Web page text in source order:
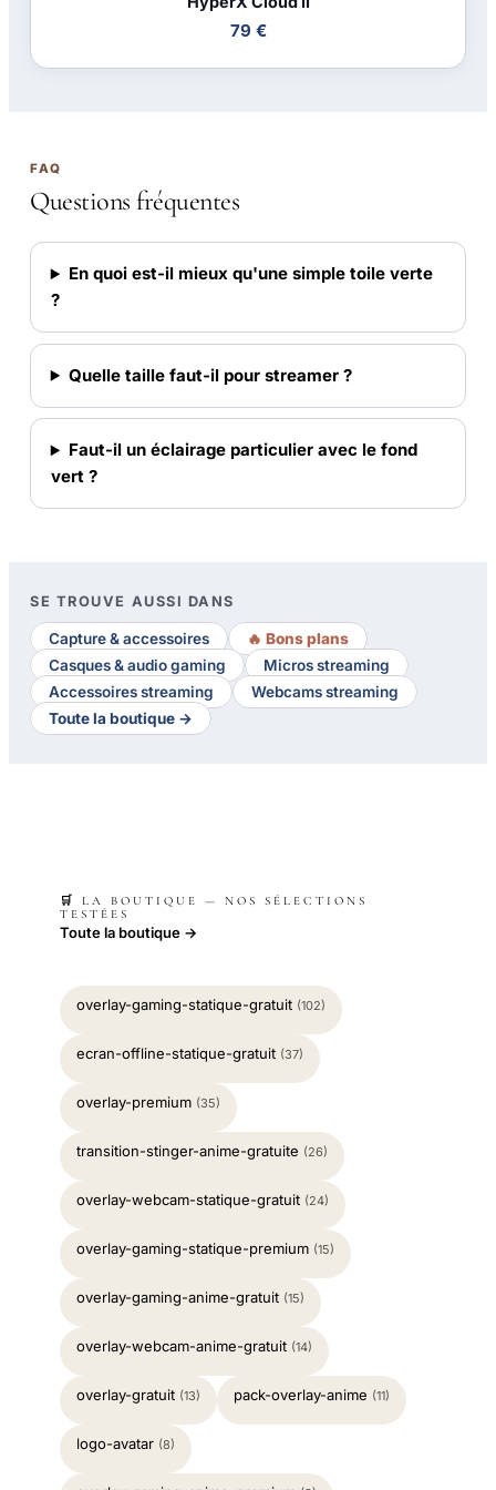
79 €
FAQ
Questions fréquentes
En quoi est-il mieux qu'une simple toile verte
?
Quelle taille faut-il pour streamer ?
Faut-il un éclairage particulier avec le fond
vert ?
SE TROUVE AUSSI DANS
Capture & accessoires
🔥 Bons plans
Casques & audio gaming
Micros streaming
Accessoires streaming
Webcams streaming
Toute la boutique →
🛒 LA BOUTIQUE — NOS SÉLECTIONS
TESTÉES
Toute la boutique →
overlay-gaming-statique-gratuit (102)
ecran-offline-statique-gratuit (37)
overlay-premium (35)
transition-stinger-anime-gratuite (26)
overlay-webcam-statique-gratuit (24)
overlay-gaming-statique-premium (15)
overlay-gaming-anime-gratuit (15)
overlay-webcam-anime-gratuit (14)
overlay-gratuit (13) pack-overlay-anime (11)
logo-avatar (8)